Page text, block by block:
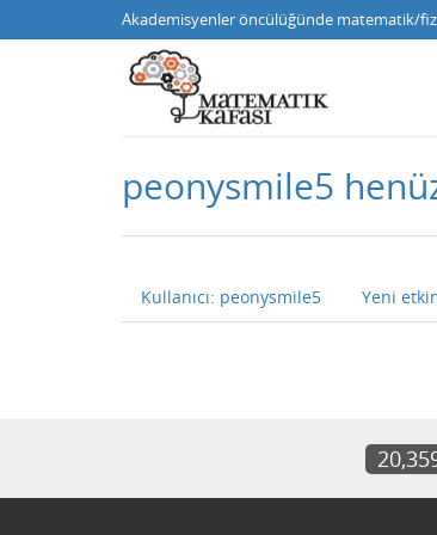
Akademisyenler öncülüğünde matematik/
peonysmile5
Kullanıcı: peonysmile5 Yeni